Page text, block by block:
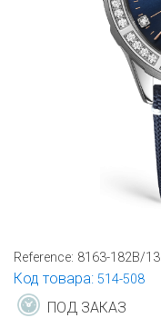
Reference: 8163-182B/13
Код товара: 514-508
ПОД ЗАКАЗ